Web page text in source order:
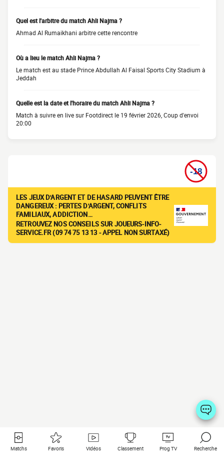
Quel est l'arbitre du match Ahli Najma ?
Ahmad Al Rumaikhani arbitre cette rencontre
Où a lieu le match Ahli Najma ?
Le match est au stade Prince Abdullah Al Faisal Sports City Stadium à
Jeddah
Quelle est la date et l'horaire du match Ahli Najma ?
Match à suivre en live sur Footdirect le 19 février 2026, Coup d'envoi
20:00
LES JEUX D'ARGENT ET DE HASARD PEUVENT ÊTRE
DANGEREUX : PERTES D'ARGENT, CONFLITS
FAMILIAUX, ADDICTION…
RETROUVEZ NOS CONSEILS SUR JOUEURS-INFO-
SERVICE.FR (09 74 75 13 13 - APPEL NON SURTAXÉ)
Matchs Favoris Vidéos Classement Prog TV Recherche